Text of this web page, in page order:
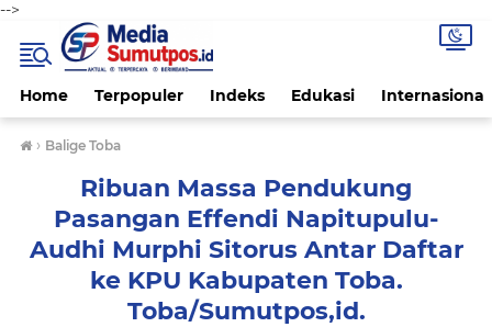
-->
Home Terpopuler Indeks Edukasi Internasional
› Balige Toba
Ribuan Massa Pendukung
Pasangan Effendi Napitupulu-
Audhi Murphi Sitorus Antar Daftar
ke KPU Kabupaten Toba.
Toba/Sumutpos,id.